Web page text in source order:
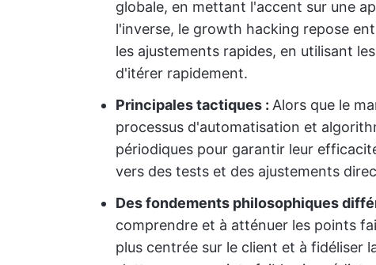
globale, en mettant l'accent sur une
l'inverse, le growth hacking repose
les ajustements rapides, en utilisant
d'itérer rapidement.
Principales tactiques : Alors que le
processus d'automatisation et
périodiques pour garantir leur
vers des tests et des ajustements
Des fondements philosophiques
comprendre et à atténuer les points
plus centrée sur le client et à fidéliser